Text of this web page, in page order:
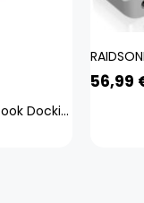
ICY BOX Dual USB Typ-C Notebook DockingStation IB-DK4039-2C
56,99